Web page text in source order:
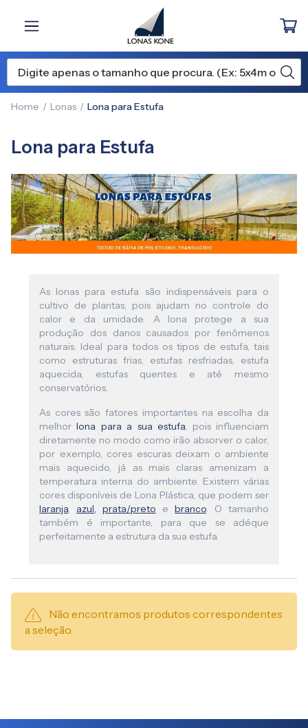
Home Lonas Lona para Estufa
Lona para Estufa
As lonas para estufa são indispensáveis para o
cultivo de plantas, pois ajudam no controle do
calor e da umidade. A lona protege a sua
produção dos danos causados por fenômenos
naturais. Ideal para todos os tipos de estufa, tais
como estruturas frias, estufas resfriadas, estufa
aquecida, estufas quentes e até mesmo
conservatórios.
As cores são fatores importantes na escolha da
melhorlona para a sua estufa, pois influenciam
diretamente no modo como irão absorver o calor,
por exemplo, cores escuras deixam o ambiente
mais aquecido, já as mais claras amenizam a
temperatura interna do ambiente. Existem várias
cores disponíveis de Lona Plástica, que podem ser
laranja, azul, prata/preto e branco. O tamanho
também é importante, para que se adéque
perfeitamente a estrutura da sua estufa.
Não encontramos produtos correspondentes
a seleção.